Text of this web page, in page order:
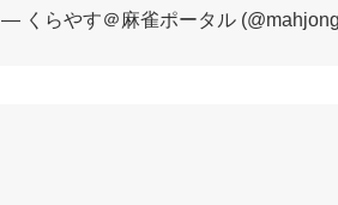
— くらやす＠麻雀ポータル